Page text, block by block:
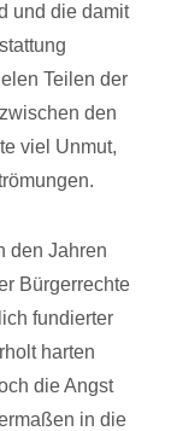
und die damit
Teilen der
den
viel Unmut,
den Jahren
Bürgerrechte
fundierter
harten
die Angst
in die